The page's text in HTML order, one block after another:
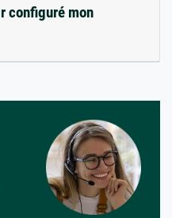
configuré mon